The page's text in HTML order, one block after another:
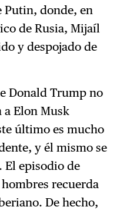
Putin, donde, en
de Rusia, Mijaíl
y despojado de
Donald Trump no
a Elon Musk
último es mucho
y él mismo se
El episodio de
recuerda
De hecho,